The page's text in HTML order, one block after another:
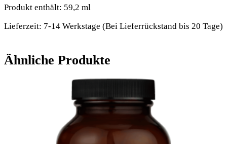
Produkt enthält: 59,2 ml
Lieferzeit: 7-14 Werkstage (Bei Lieferrückstand bis 20 Tage)
Ähnliche Produkte